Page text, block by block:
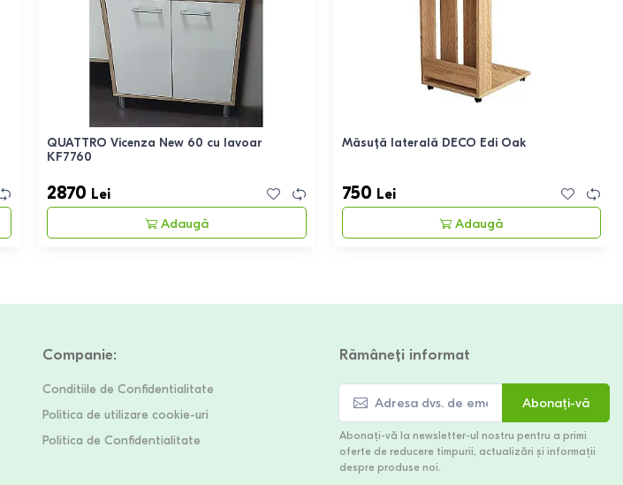
QUATTRO Vicenza New 60 cu lavoar
KF7760
2870 Lei
Adaugă
Măsuță laterală DECO Edi Oak
750 Lei
Adaugă
Companie:
Conditiile de Confidentialitate
Politica de utilizare cookie-uri
Politica de Confidentialitate
Rămâneți informat
Abonați-vă
Abonați-vă la newsletter-ul nostru pentru a primi
oferte de reducere timpurii, actualizări și informații
despre produse noi.